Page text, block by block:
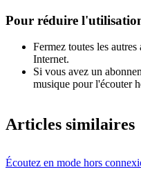
Pour réduire
Fermez toutes les
Internet.
Si vous avez un
musique pour l'écouter
Articles similaires
Écoutez en mode hors